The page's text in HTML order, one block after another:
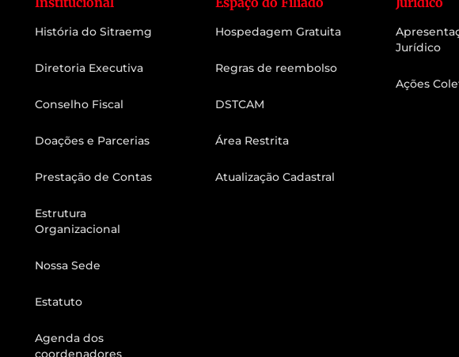
História do Sitraemg
Diretoria Executiva
Conselho Fiscal
Doações e Parcerias
Prestação de Contas
Estrutura
Organizacional
Nossa Sede
Estatuto
Agenda dos
Hospedagem Gratuita
Regras de reembolso
DSTCAM
Área Restrita
Atualização Cadastral
Jurídico
Ações